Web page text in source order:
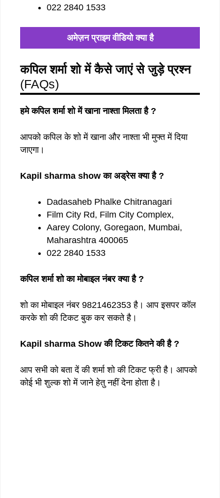
022 2840 1533
अमेज़न प्राइम वीडियो क्या है
कपिल शर्मा शो में कैसे जाएं से जुड़े प्रश्न
(FAQs)
हमे कपिल शर्मा शो में खाना नाश्ता मिलता है?
आपको कपिल के शो में खाना और नाश्ता भी मुफ्त में दिया
जाएगा।
Kapil sharma showका अड्रेस क्या है?
Dadasaheb Phalke Chitranagari
Film City Rd, Film City Complex,
Aarey Colony, Goregaon, Mumbai,
Maharashtra 400065
022 2840 1533
कपिल शर्मा शो का मोबाइल नंबर क्या है?
शो का मोबाइल नंबर 9821462353 है। आप इसपर कॉल
करके शो की टिकट बुक कर सकते है।
Kapil sharma Show की टिकट कितने की है ?
आप सभी को बता दें की शर्मा शो की टिकट फ्री है। आपको
कोई भी शुल्क शो में जाने हेतु नहीं देना होता है।